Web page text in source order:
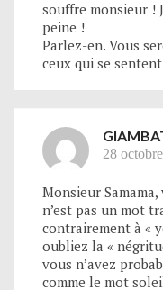
souffre monsieur !
peine !
Parlez-en. Vous
ceux qui se
28
Monsieur
n’est pas un mot
contrairement à «
oubliez la «
vous n’avez
comme le mot